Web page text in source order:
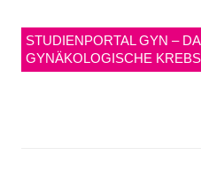
STUDIENPORTAL GYN –
GYNÄKOLOGISCHE